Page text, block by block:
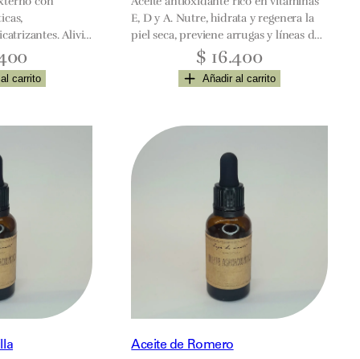
Alivia
y
de úlceras.
regenera,
carrito
E, D y A. Nutre, hidrata y regenera la
piel seca, previene arrugas y líneas de
expresión. Ideal para combatir
psoriasis y eczemas. En el cabello
aporta brillo, suavidad y repara el
$ 16.400
Añadir al carrito
Aceite de Romero